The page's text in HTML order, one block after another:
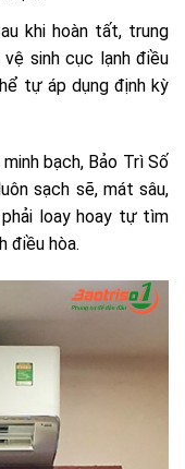
khi hoàn tất, trung
sinh cục lạnh điều
tự áp dụng định kỳ
bạch, Bảo Trì Số
sạch sẽ, mát sâu,
loay hoay tự tìm
điều hòa.